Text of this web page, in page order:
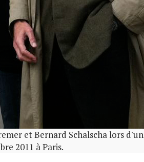
et Bernard Schalscha lors d'un
2011 à Paris.